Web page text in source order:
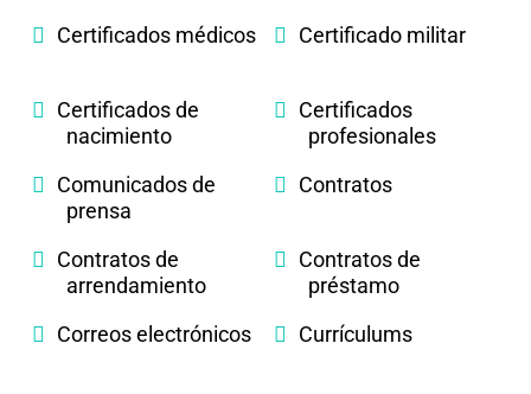
Certificados médicos
Certificado militar
Certificados de
nacimiento
Certificados
profesionales
Comunicados de
prensa
Contratos
Contratos de
arrendamiento
Contratos de
préstamo
Correos electrónicos
Currículums